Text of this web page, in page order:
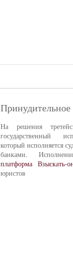
На решения
государственный
который исполняется
банками.
платформа Взыскать-
юристов